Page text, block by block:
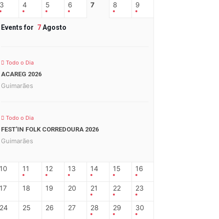
3 4 5 6 7 8 9
Events for 7Agosto
Todo o Dia
ACAREG 2026
Guimarães
Todo o Dia
FEST’IN FOLK CORREDOURA 2026
Guimarães
10 11 12 13 14 15 16
17 18 19 20 21 22 23
24 25 26 27 28 29 30